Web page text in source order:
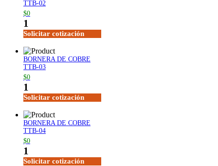
TTB-02
$0
1
Solicitar cotización
BORNERA DE COBRE
TTB-03
$0
1
Solicitar cotización
BORNERA DE COBRE
TTB-04
$0
1
Solicitar cotización